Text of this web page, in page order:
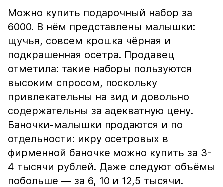
Можно купить подарочный набор за
6000. В нём представлены малышки:
щучья, совсем крошка чёрная и
подкрашенная осетра. Продавец
отметила: такие наборы пользуются
высоким спросом, поскольку
привлекательны на вид и довольно
содержательны за адекватную цену.
Баночки-малышки продаются и по
отдельности: икру осетровых в
фирменной баночке можно купить за 3-
4 тысячи рублей. Даже следуют объёмы
побольше — за 6, 10 и 12,5 тысячи.